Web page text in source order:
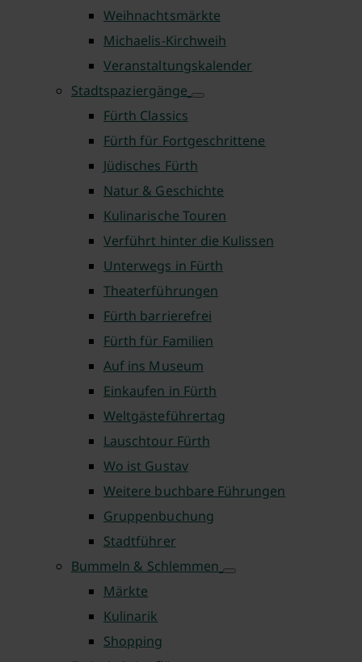
Weihnachtsmärkte
Michaelis-Kirchweih
Veranstaltungskalender
Stadtspaziergänge
Fürth Classics
Fürth für Fortgeschrittene
Jüdisches Fürth
Natur & Geschichte
Kulinarische Touren
Verführt hinter die Kulissen
Unterwegs in Fürth
Theaterführungen
Fürth barrierefrei
Fürth für Familien
Auf ins Museum
Einkaufen in Fürth
Weltgästeführertag
Lauschtour Fürth
Wo ist Gustav
Weitere buchbare Führungen
Gruppenbuchung
Stadtführer
Bummeln & Schlemmen
Märkte
Kulinarik
Shopping